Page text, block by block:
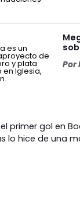
Por
el primer gol en
lo hice de una